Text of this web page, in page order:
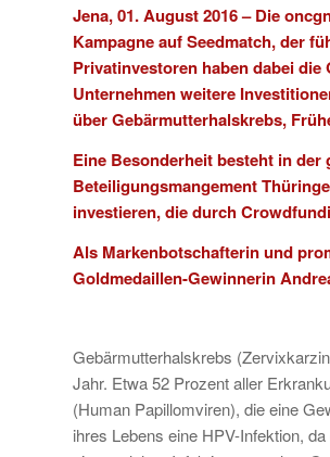
Jena, 01. August 2016 – Die
Kampagne aufSeedmatch, der
Privatinvestoren haben dabei
Unternehmen weitere
über Gebärmutterhalskrebs,
Eine Besonderheit besteht in
Beteiligungsmangement
investieren, die durch
Als Markenbotschafterin und
Goldmedaillen-Gewinnerin
Gebärmutterhalskrebs
Jahr. Etwa 52 Prozent aller
(Human Papillomviren), die eine
ihres Lebens eine HPV-Infektion,